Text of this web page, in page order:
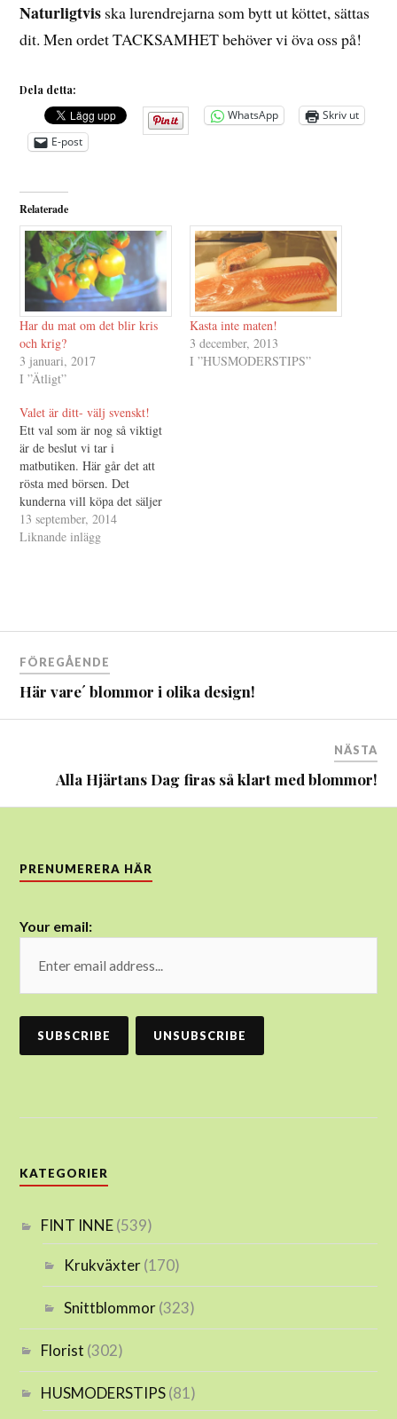
Naturligtvis ska lurendrejarna som bytt ut köttet, sättas
dit. Men ordet TACKSAMHET behöver vi öva oss på!
Dela detta:
WhatsApp
Skriv ut
E-post
Relaterade
Har du mat om det blir kris
och krig?
3 januari, 2017
I ”Ätligt”
Kasta inte maten!
3 december, 2013
I ”HUSMODERSTIPS”
Valet är ditt- välj svenskt!
Ett val som är nog så viktigt
är de beslut vi tar i
matbutiken. Här går det att
rösta med börsen. Det
kunderna vill köpa det säljer
butikerna, så enkelt är det!
Vill vi ha öppna landskap
13 september, 2014
Liknande inlägg
Inläggsnavigering
FÖREGÅENDE
Här vare´ blommor i olika design!
NÄSTA
Alla Hjärtans Dag firas så klart med blommor!
PRENUMERERA HÄR
Your email:
KATEGORIER
FINT INNE(539)
Krukväxter(170)
Snittblommor(323)
Florist (302)
HUSMODERSTIPS(81)